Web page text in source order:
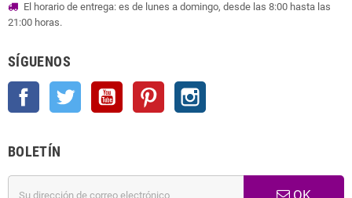
El horario de entrega: es de lunes a domingo, desde las 8:00 hasta las
21:00 horas.
SÍGUENOS
Facebook Twitter YouTube Pinterest
BOLETÍN